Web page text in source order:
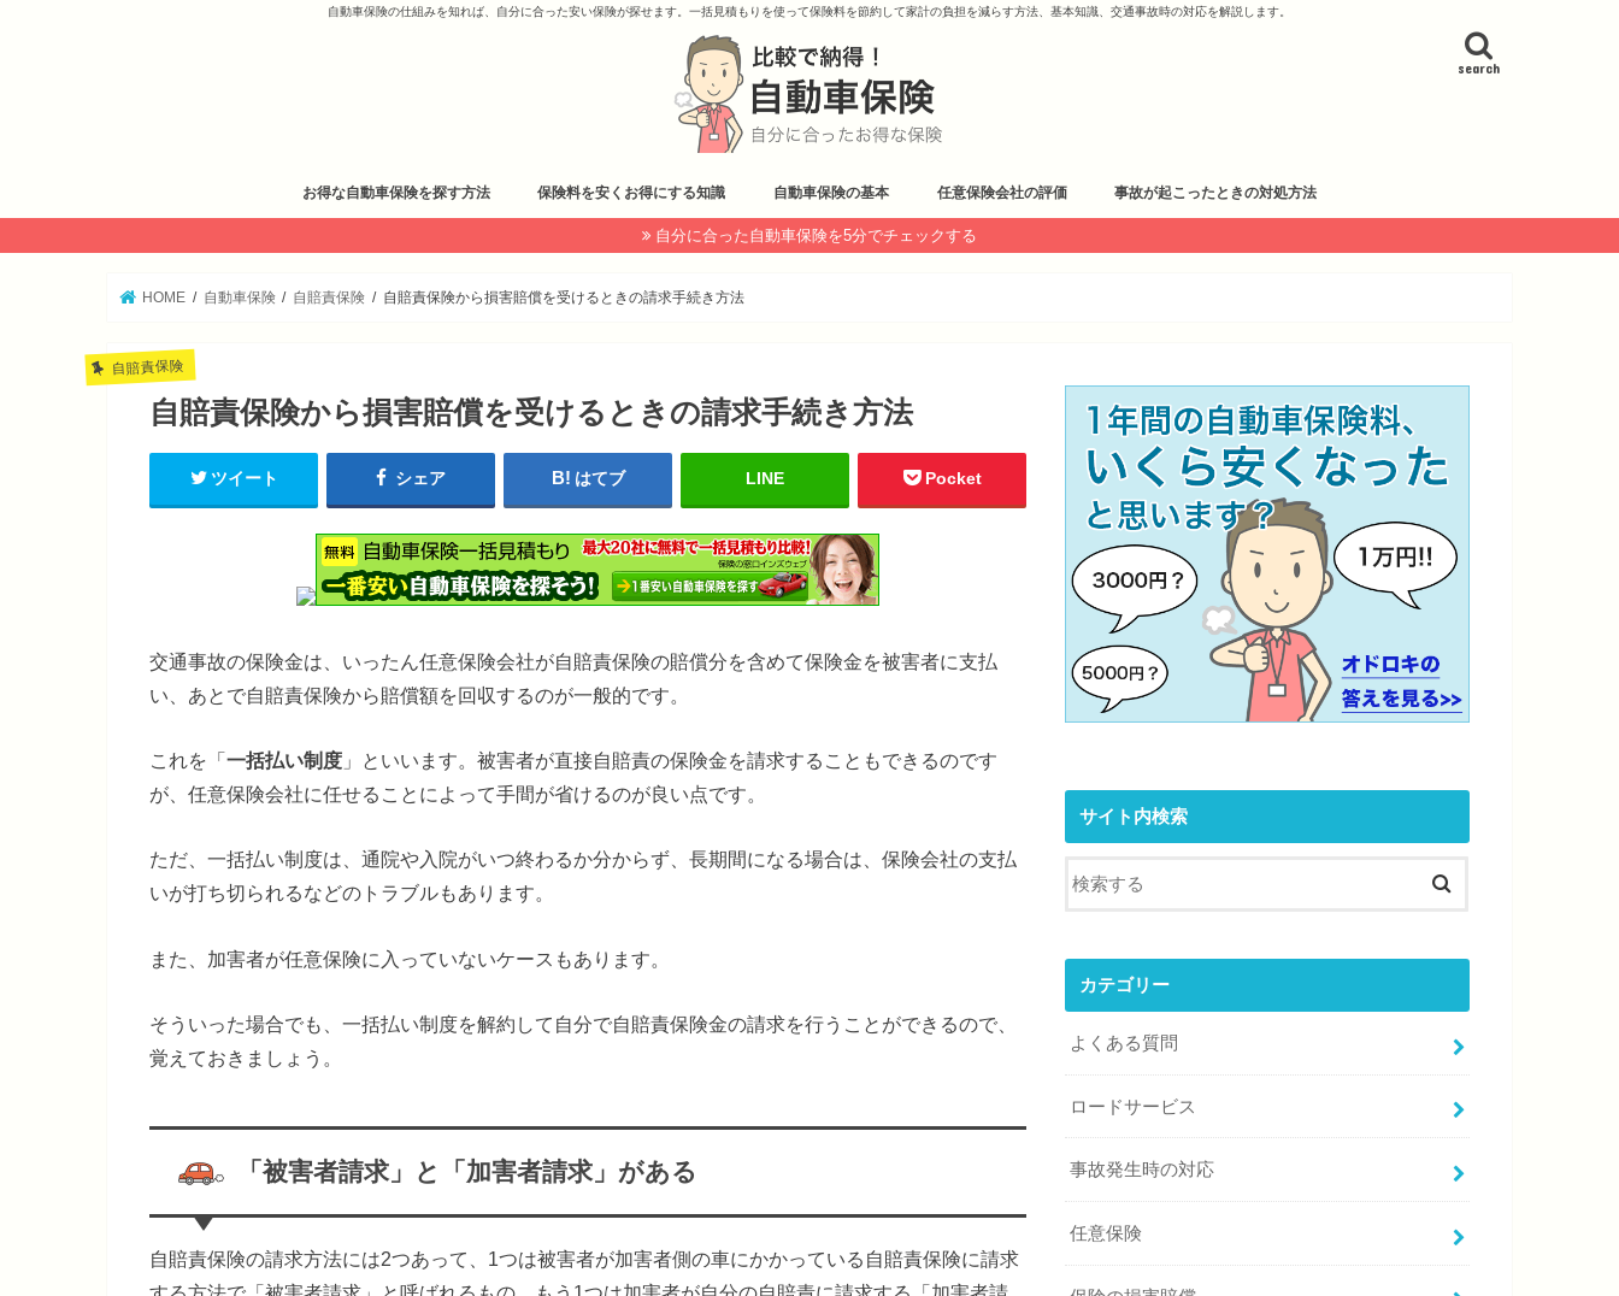
自動車保険の仕組みを知れば、自分に合った安い保険が探せます。一括見積もりを使って保険料を節約して家計の負担を減らす方法、基本知識、交通事故時の対応を解説します。
search
お得な自動車保険を探す方法 保険料を安くお得にする知識 自動車保険の基本 任意保険会社の評価 事故が起こったときの対処方法
自分に合った自動車保険を5分でチェックする
HOME 自動車保険 自賠責保険 自賠責保険から損害賠償を受けるときの請求手続き方法
自賠責保険
自賠責保険から損害賠償を受けるときの請求手続き方法
ツイート シェア はてブ LINE Pocket
交通事故の保険金は、いったん任意保険会社が自賠責保険の賠償分を含めて保険金を被害者に支払
い、あとで自賠責保険から賠償額を回収するのが一般的です。
これを「一括払い制度 」といいます。被害者が直接自賠責の保険金を請求することもできるのです
が、任意保険会社に任せることによって手間が省けるのが良い点です。
ただ、一括払い制度は、通院や入院がいつ終わるか分からず、長期間になる場合は、保険会社の支払
いが打ち切られるなどのトラブルもあります。
また、加害者が任意保険に入っていないケースもあります。
そういった場合でも、一括払い制度を解約して 自分で自賠責保険金の請求を行う ことができるので、
覚えておきましょう。
「被害者請求」と「加害者請求」がある
自賠責保険の請求方法には2つあって、1つは被害者が加害者側の車にかかっている自賠責保険に請求
サイト内検索
カテゴリー
よくある質問
ロードサービス
事故発生時の対応
任意保険